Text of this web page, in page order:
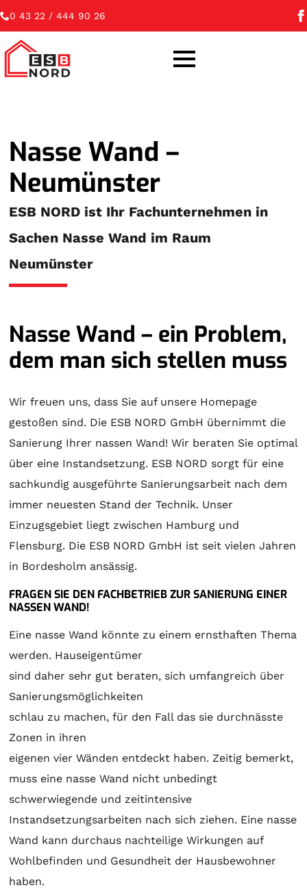
0 43 22 / 444 90 26
Nasse Wand –
Neumünster
ESB NORD ist Ihr Fachunternehmen in
Sachen Nasse Wand im Raum
Neumünster
Nasse Wand – ein Problem,
dem man sich stellen muss
Wir freuen uns, dass Sie auf unsere Homepage
gestoßen sind. Die ESB NORD GmbH übernimmt die
Sanierung Ihrer nassen Wand! Wir beraten Sie optimal
über eine Instandsetzung. ESB NORD sorgt für eine
sachkundig ausgeführte Sanierungsarbeit nach dem
immer neuesten Stand der Technik. Unser
Einzugsgebiet liegt zwischen Hamburg und
Flensburg. Die ESB NORD GmbH ist seit vielen Jahren
in Bordesholm ansässig.
FRAGEN SIE DEN FACHBETRIEB ZUR SANIERUNG EINER
NASSEN WAND!
Eine nasse Wand könnte zu einem ernsthaften Thema
werden. Hauseigentümer
sind daher sehr gut beraten, sich umfangreich über
Sanierungsmöglichkeiten
schlau zu machen, für den Fall das sie durchnässte
Zonen in ihren
eigenen vier Wänden entdeckt haben. Zeitig bemerkt,
muss eine nasse Wand nicht unbedingt
schwerwiegende und zeitintensive
Instandsetzungsarbeiten nach sich ziehen. Eine nasse
Wand kann durchaus nachteilige Wirkungen auf
Wohlbefinden und Gesundheit der Hausbewohner
haben.